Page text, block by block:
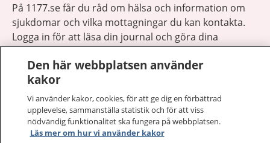
På 1177.se får du råd om hälsa och information om
sjukdomar och vilka mottagningar du kan kontakta.
Logga in för att läsa din journal och göra dina
vårdärenden. Ring telefonnummer 1177 för
sjukvårdsrådgivning dygnet runt.
1177 ger dig råd när du vill må bättre.
Den här webbplatsen använder
kakor
Vi använder kakor, cookies, för att ge dig en förbättrad
upplevelse, sammanställa statistik och för att viss
nödvändig funktionalitet ska fungera på webbplatsen.
Läs mer om hur vi använder kakor